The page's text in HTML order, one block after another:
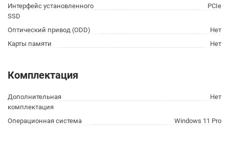
Интерфейс установленного
SSD
PCIe
Оптический привод (ODD)
Нет
Карты памяти
Нет
Комплектация
Дополнительная
комплектация
Нет
Операционная система Windows 11 Pro